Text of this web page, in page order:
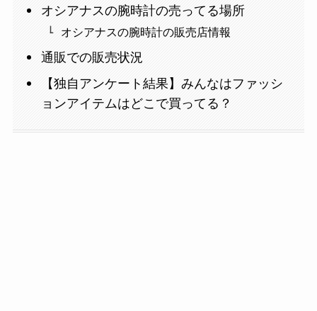
オシアナスの腕時計の売ってる場所
オシアナスの腕時計の販売店情報
通販での販売状況
【独自アンケート結果】みんなはファッシ
ョンアイテムはどこで買ってる？